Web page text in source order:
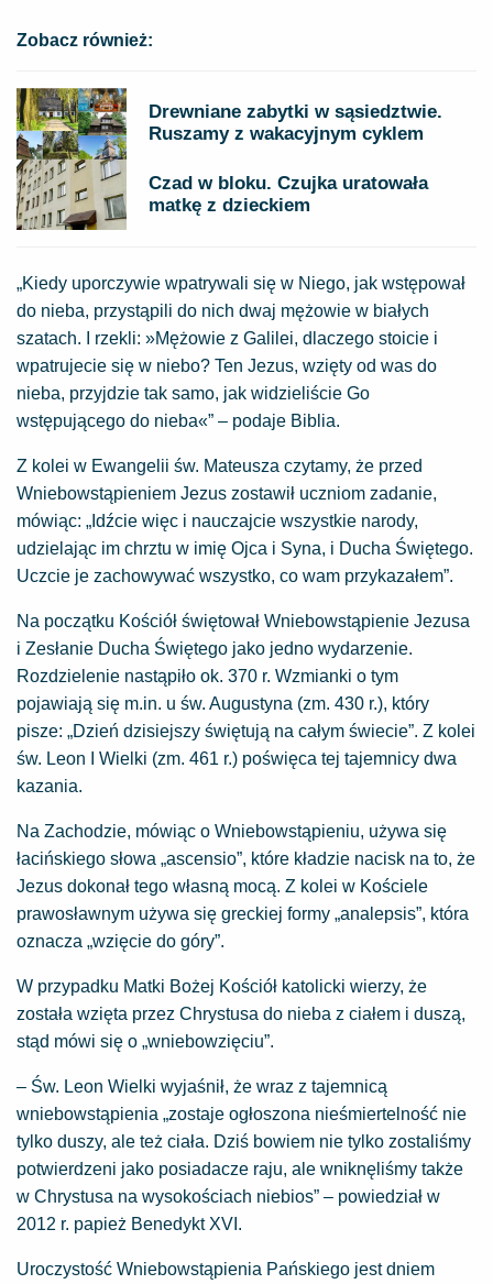
Zobacz również:
Drewniane zabytki w sąsiedztwie.
Ruszamy z wakacyjnym cyklem
Czad w bloku. Czujka uratowała
matkę z dzieckiem
„Kiedy uporczywie wpatrywali się w Niego, jak wstępował
do nieba, przystąpili do nich dwaj mężowie w białych
szatach. I rzekli: »Mężowie z Galilei, dlaczego stoicie i
wpatrujecie się w niebo? Ten Jezus, wzięty od was do
nieba, przyjdzie tak samo, jak widzieliście Go
wstępującego do nieba«” – podaje Biblia.
Z kolei w Ewangelii św. Mateusza czytamy, że przed
Wniebowstąpieniem Jezus zostawił uczniom zadanie,
mówiąc: „Idźcie więc i nauczajcie wszystkie narody,
udzielając im chrztu w imię Ojca i Syna, i Ducha Świętego.
Uczcie je zachowywać wszystko, co wam przykazałem”.
Na początku Kościół świętował Wniebowstąpienie Jezusa
i Zesłanie Ducha Świętego jako jedno wydarzenie.
Rozdzielenie nastąpiło ok. 370 r. Wzmianki o tym
pojawiają się m.in. u św. Augustyna (zm. 430 r.), który
pisze: „Dzień dzisiejszy świętują na całym świecie”. Z kolei
św. Leon I Wielki (zm. 461 r.) poświęca tej tajemnicy dwa
kazania.
Na Zachodzie, mówiąc o Wniebowstąpieniu, używa się
łacińskiego słowa „ascensio”, które kładzie nacisk na to, że
Jezus dokonał tego własną mocą. Z kolei w Kościele
prawosławnym używa się greckiej formy „analepsis”, która
oznacza „wzięcie do góry”.
W przypadku Matki Bożej Kościół katolicki wierzy, że
została wzięta przez Chrystusa do nieba z ciałem i duszą,
stąd mówi się o „wniebowzięciu”.
– Św. Leon Wielki wyjaśnił, że wraz z tajemnicą
wniebowstąpienia „zostaje ogłoszona nieśmiertelność nie
tylko duszy, ale też ciała. Dziś bowiem nie tylko zostaliśmy
potwierdzeni jako posiadacze raju, ale wniknęliśmy także
w Chrystusa na wysokościach niebios” – powiedział w
2012 r. papież Benedykt XVI.
Uroczystość Wniebowstąpienia Pańskiego jest dniem